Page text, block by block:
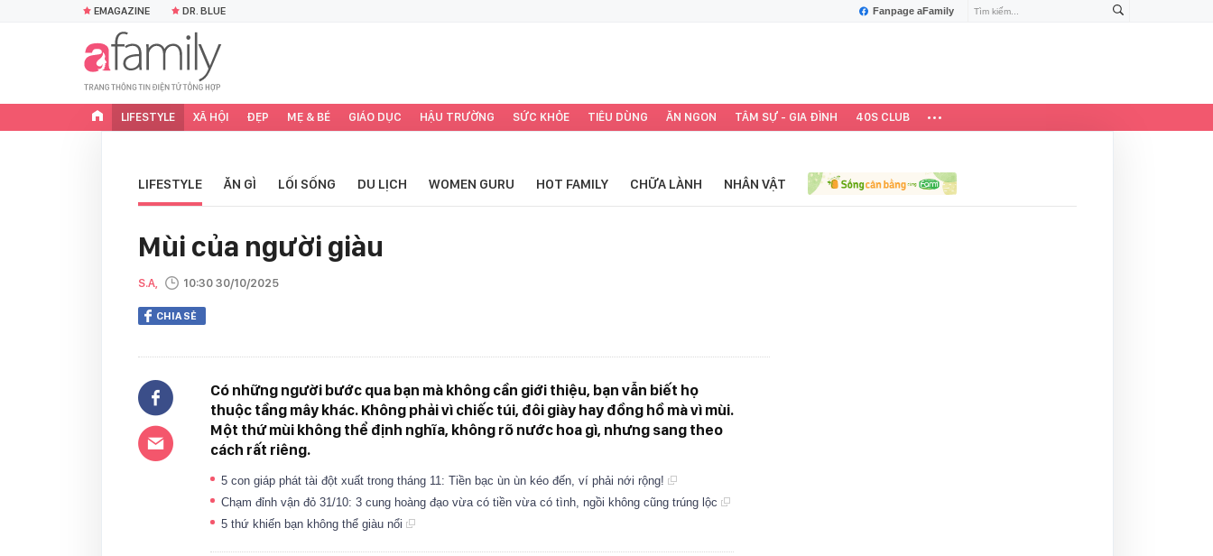
Fanpage aFamily
EMAGAZINE DR. BLUE
LIFESTYLE XÃ HỘI ĐẸP MẸ & BÉ GIÁO DỤC HẬU TRƯỜNG SỨC KHỎE TIÊU DÙNG ĂN NGON TÂM SỰ - GIA ĐÌNH 40S CLUB
LIFESTYLE ĂN GÌ LỐI SỐNG DU LỊCH WOMEN GURU HOT FAMILY CHỮA LÀNH NHÂN VẬT
Mùi của người giàu
S.A, 10:30 30/10/2025
CHIA SẺ
Có những người bước qua bạn mà không cần giới thiệu, bạn vẫn biết họ
thuộc tầng mây khác. Không phải vì chiếc túi, đôi giày hay đồng hồ mà vì mùi.
Một thứ mùi không thể định nghĩa, không rõ nước hoa gì, nhưng sang theo
cách rất riêng.
5 con giáp phát tài đột xuất trong tháng 11: Tiền bạc ùn ùn kéo đến, ví phải nới rộng!
Chạm đỉnh vận đỏ 31/10: 3 cung hoàng đạo vừa có tiền vừa có tình, ngồi không cũng trúng lộc
5 thứ khiến bạn không thể giàu nổi